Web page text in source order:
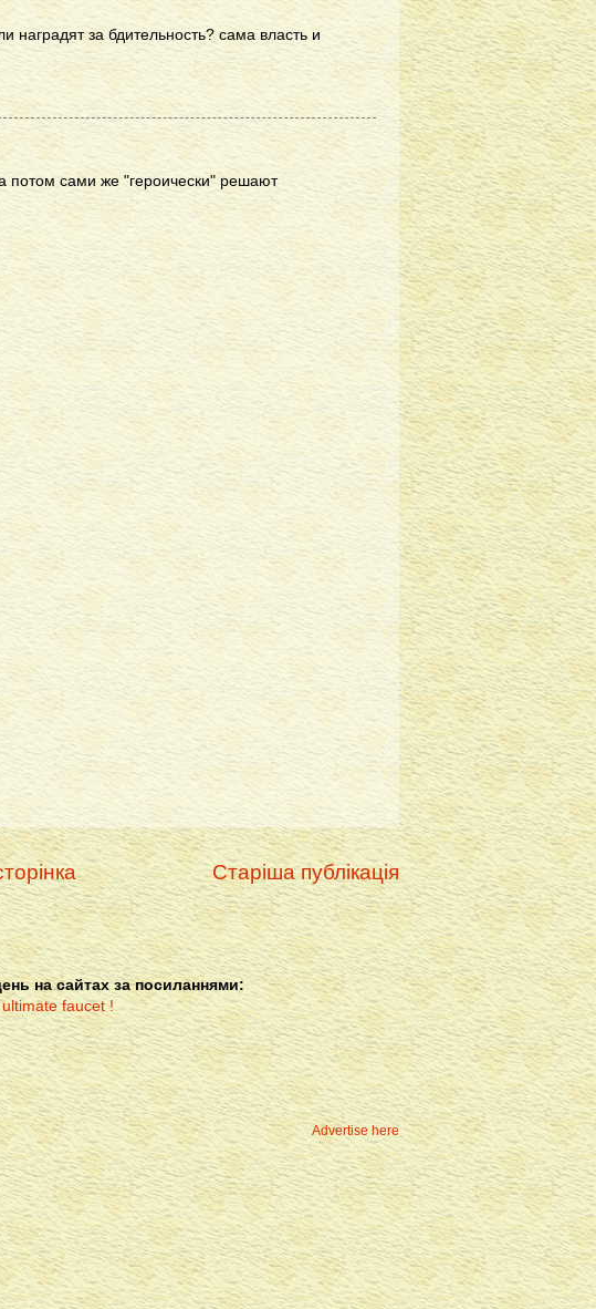
наградят за бдительность? сама власть и
потом сами же "героически" решают
Старіша публікація
на сайтах за посиланнями:
Advertise here